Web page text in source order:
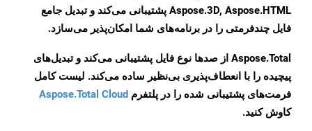
Aspose.3D, Aspose.HTML پشتیبانی می‌کند و تبدیل جامع
فایل چندفرمتی را در برنامه‌های شما امکان‌پذیر می‌سازد.
Aspose.Total از صدها نوع فایل پشتیبانی می‌کند و تبدیل‌های
پیچیده را با انعطاف‌پذیری بی‌نظیر ساده می‌کند. لیست کامل
فرمت‌های پشتیبانی شده را در پلتفرم Aspose.Total Cloud
کاوش کنید.